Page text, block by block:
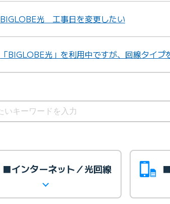
BIGLOBE光 工事日を変更したい
「BIGLOBE光」を利用中ですが、回線タイプ
■インターネット／光回線